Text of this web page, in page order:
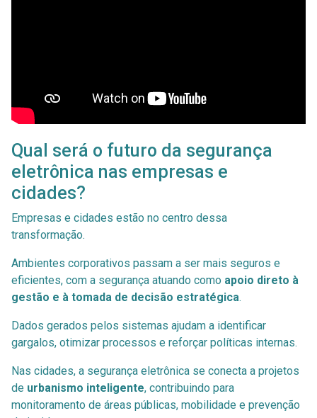
Qual será o futuro da segurança
eletrônica nas empresas e
cidades?
Empresas e cidades estão no centro dessa
transformação.
Ambientes corporativos passam a ser mais seguros e
eficientes, com a segurança atuando como apoio direto à
gestão e à tomada de decisão estratégica.
Dados gerados pelos sistemas ajudam a identificar
gargalos, otimizar processos e reforçar políticas internas.
Nas cidades, a segurança eletrônica se conecta a projetos
de urbanismo inteligente, contribuindo para
monitoramento de áreas públicas, mobilidade e prevenção